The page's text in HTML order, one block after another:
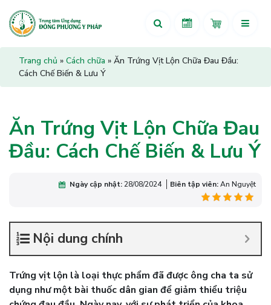
Trang chủ » Cách chữa » Ăn Trứng Vịt Lộn Chữa Đau Đầu:
Cách Chế Biến & Lưu Ý
Ăn Trứng Vịt Lộn Chữa Đau
Đầu: Cách Chế Biến & Lưu Ý
Ngày cập nhật:28/08/2024 Biên tập viên:An Nguyệt
Nội dung chính
Trứng vịt lộn là loại thực phẩm đã được ông cha ta sử
dụng như một bài thuốc dân gian để giảm thiểu triệu